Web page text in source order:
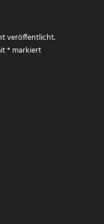
veröffentlicht.
*markiert